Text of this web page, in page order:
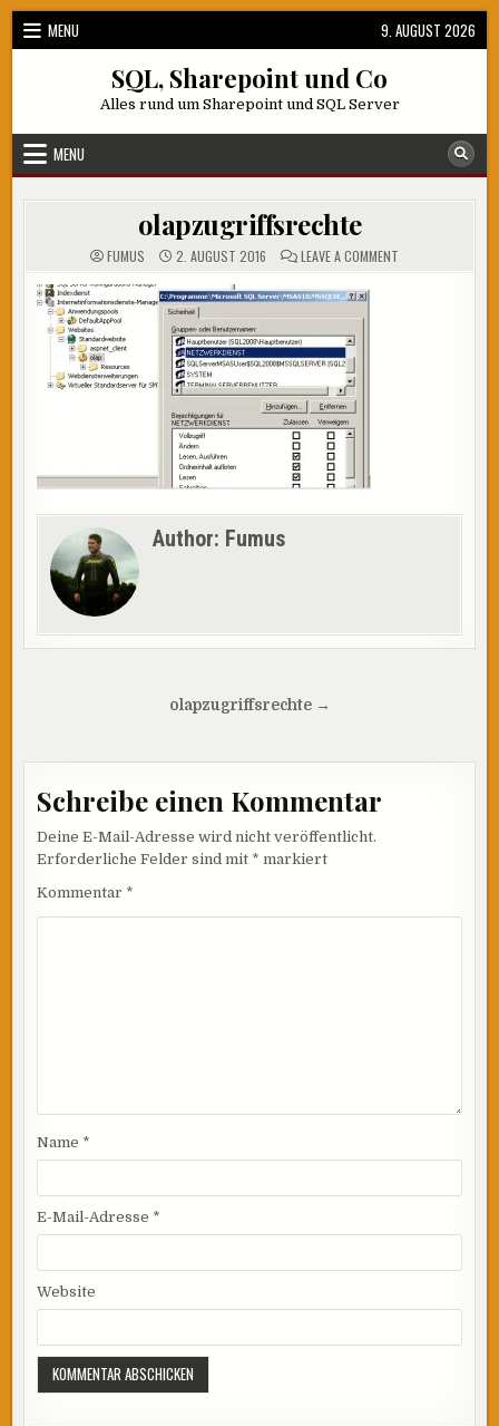
Skip
MENU 9. AUGUST 2026
SQL, Sharepoint und Co
Alles rund um Sharepoint und SQL Server
MENU
olapzugriffsrechte
FUMUS 2. AUGUST 2016 LEAVE A COMMENTON
Author: Fumus
Beitragsnavigation
olapzugriffsrechte →
Schreibe einen Kommentar
Deine E-Mail-Adresse wird nicht veröffentlicht.
Erforderliche Felder sind mit * markiert
Kommentar *
Name *
E-Mail-Adresse *
Website